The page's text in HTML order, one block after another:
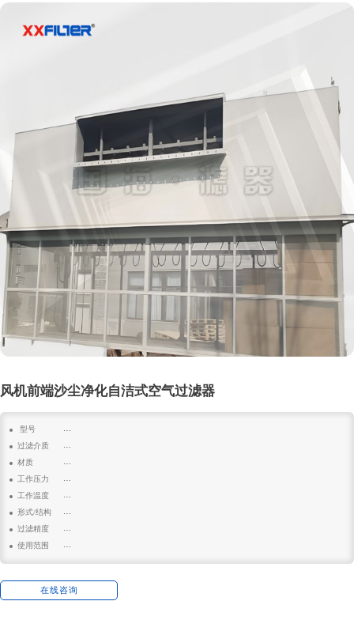
风机前端沙尘净化自洁式空气过滤器
型号
: GHZK-680
过滤介质
: 空气
材质
: 304工作压力
: 0.4mpa
工作温度
: 10-80℃
形式/结构
: 立式
过滤精度
: 1μm
使用范围
在线咨询